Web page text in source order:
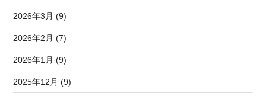
2026年3月 (9)
2026年2月 (7)
2026年1月 (9)
2025年12月 (9)